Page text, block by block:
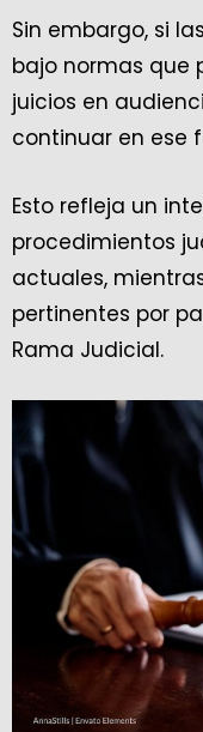
Sin embargo, si
bajo normas que
juicios en
continuar en ese
Esto refleja un
procedimientos
actuales,
pertinentes por
Rama Judicial.